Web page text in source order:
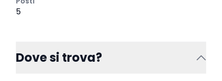
5
Dove si trova?